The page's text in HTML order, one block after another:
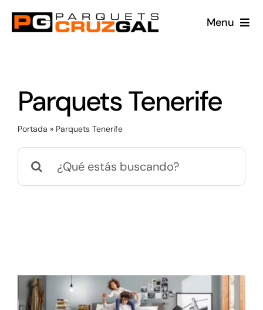
Saltar
Menu
Productos
Proyectos
Blog
Parquets Tenerife
Portada » Parquets Tenerife
Buscar: